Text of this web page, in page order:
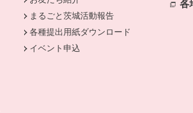
まるごと茨城活動報告
各種提出用紙ダウンロード
イベント申込
各